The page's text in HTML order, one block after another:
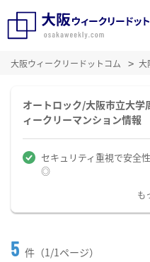
大阪ウィークリードットコム 大
オートロック/大阪市立大学
ィークリーマンション情報
セキュリティ重視で安全性
◎
も
5 件（1/1ページ）